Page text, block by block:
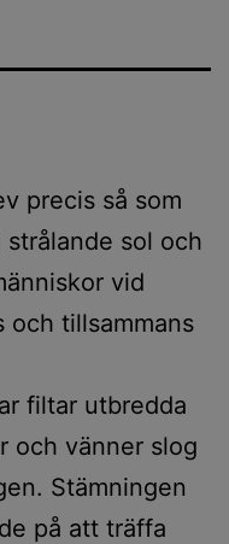
precis så som
strålande sol och
vid
och tillsammans
filtar utbredda
och vänner slog
Stämningen
på att träffa